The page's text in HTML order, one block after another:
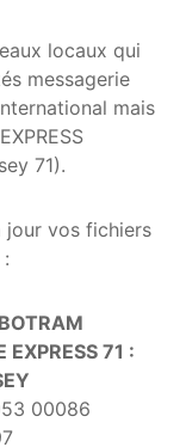
locaux qui
messagerie
mais
71).
jour vos fichiers
71 :
00086